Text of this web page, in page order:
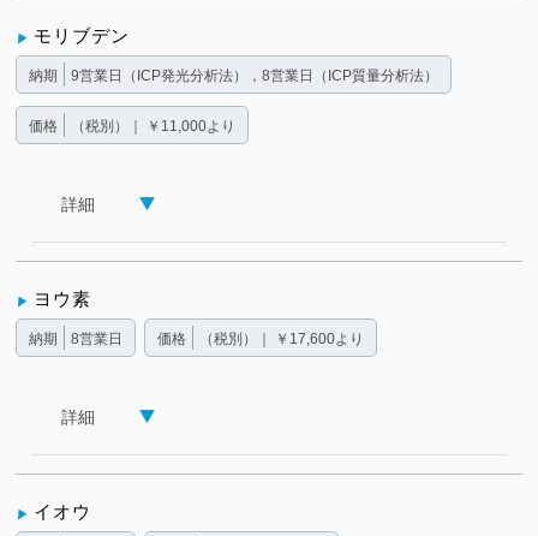
モリブデン
納期 9営業日（ICP発光分析法），8営業日（ICP質量分析法）
価格 （税別）｜ ￥11,000より
詳細
ヨウ素
納期 8営業日 価格 （税別）｜ ￥17,600より
詳細
イオウ